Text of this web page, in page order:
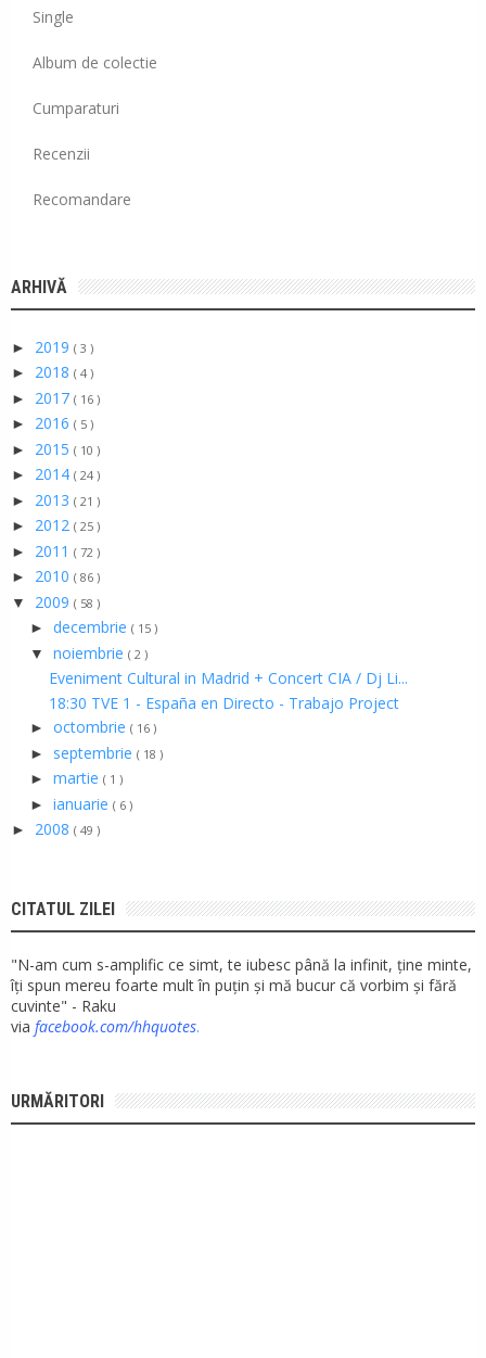
Single
Album de colectie
Cumparaturi
Recenzii
Recomandare
ARHIVĂ
► 2019 ( 3 )
► 2018 ( 4 )
► 2017 ( 16 )
► 2016 ( 5 )
► 2015 ( 10 )
► 2014 ( 24 )
► 2013 ( 21 )
► 2012 ( 25 )
► 2011 ( 72 )
► 2010 ( 86 )
▼ 2009 ( 58 )
► decembrie ( 15 )
▼ noiembrie ( 2 )
Eveniment Cultural in Madrid + Concert CIA / Dj Li...
18:30 TVE 1 - España en Directo - Trabajo Project
► octombrie ( 16 )
► septembrie ( 18 )
► martie ( 1 )
► ianuarie ( 6 )
► 2008 ( 49 )
CITATUL ZILEI
"N-am cum s-amplific ce simt, te iubesc până la infinit, ține minte,
îți spun mereu foarte mult în puțin și mă bucur că vorbim și fără
cuvinte" - Raku
via facebook.com/hhquotes.
URMĂRITORI